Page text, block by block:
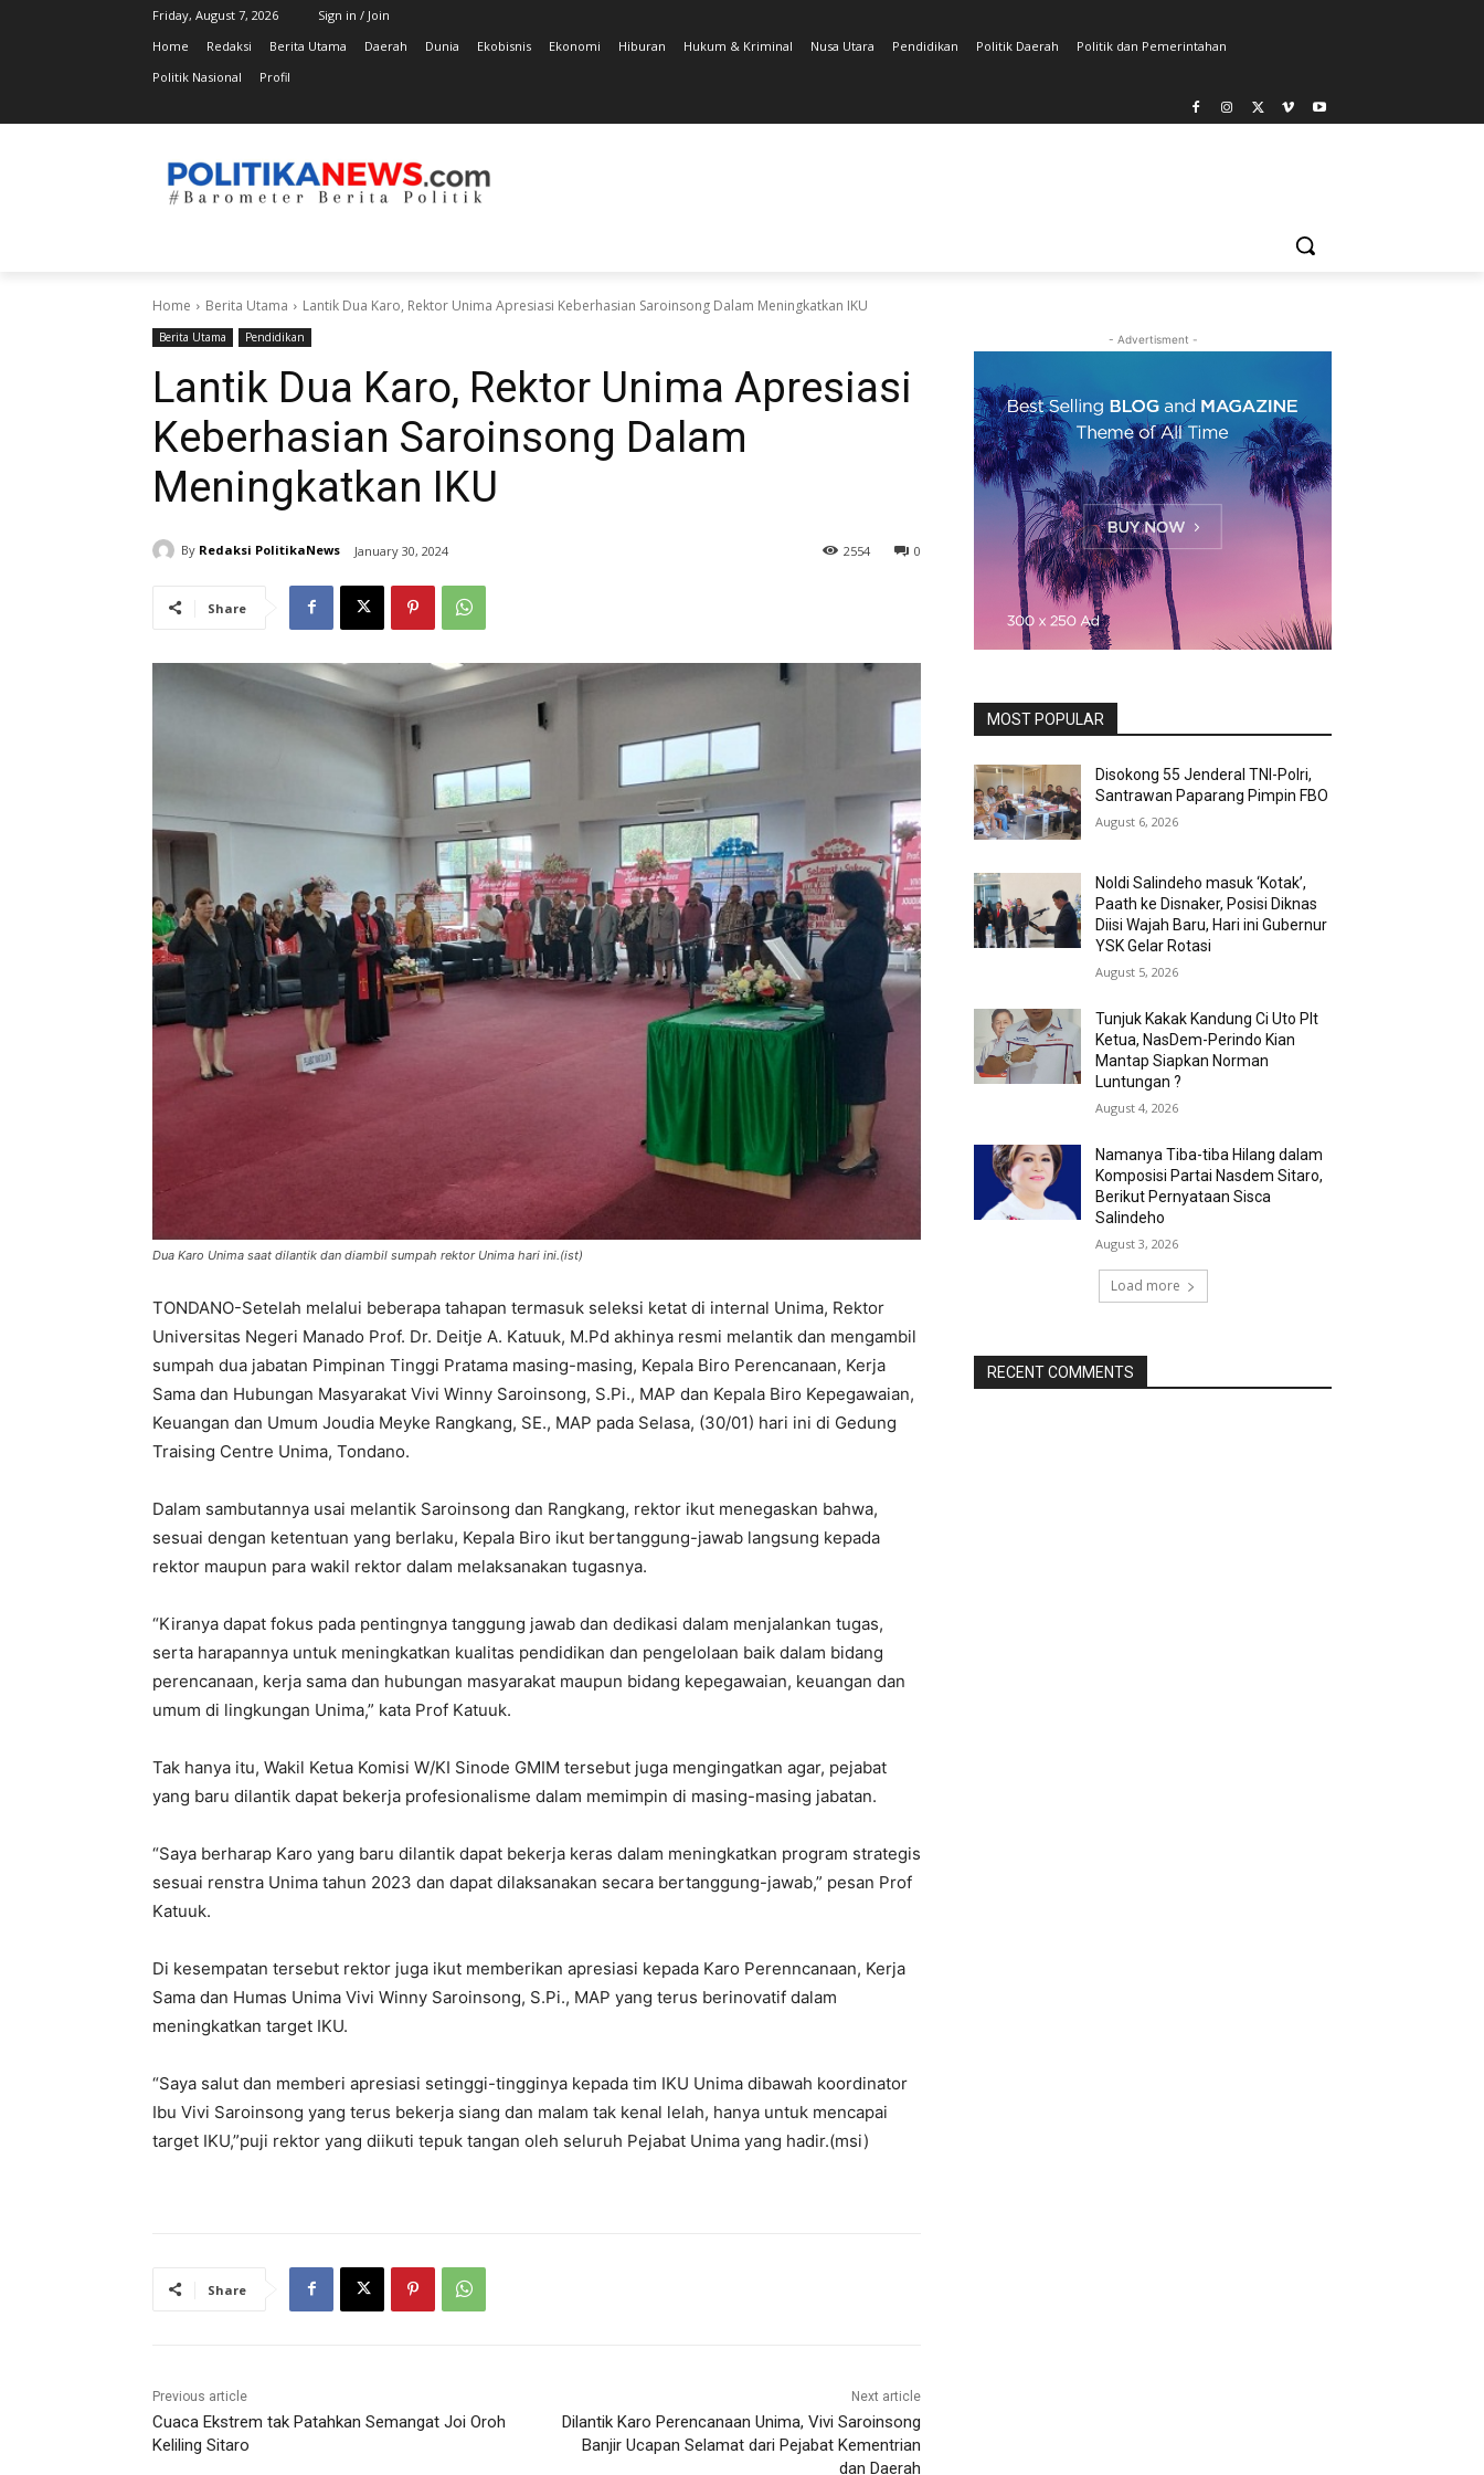
Friday, August 7, 2026
Sign in / Join
Home
Redaksi Berita Utama Daerah Dunia Ekobisnis Ekonomi Hiburan Hukum & Kriminal Nusa Utara Pendidikan Politik Daerah
Politik dan Pemerintahan
Politik Nasional
Profil
Home Berita Utama Lantik Dua Karo, Rektor Unima Apresiasi Keberhasian Saroinsong Dalam Meningkatkan IKU
Berita Utama Pendidikan
Lantik Dua Karo, Rektor Unima Apresiasi
Keberhasian Saroinsong Dalam
Meningkatkan IKU
By Redaksi PolitikaNews January 30, 2024 0
2554
Share
Dua Karo Unima saat dilantik dan diambil sumpah rektor Unima hari ini.(ist)
TONDANO-Setelah melalui beberapa tahapan termasuk seleksi ketat di internal Unima, Rektor
Universitas Negeri Manado Prof. Dr. Deitje A. Katuuk, M.Pd akhinya resmi melantik dan mengambil
sumpah dua jabatan Pimpinan Tinggi Pratama masing-masing, Kepala Biro Perencanaan, Kerja
Sama dan Hubungan Masyarakat Vivi Winny Saroinsong, S.Pi., MAP dan Kepala Biro Kepegawaian,
Keuangan dan Umum Joudia Meyke Rangkang, SE., MAP pada Selasa, (30/01) hari ini di Gedung
Traising Centre Unima, Tondano.
Dalam sambutannya usai melantik Saroinsong dan Rangkang, rektor ikut menegaskan bahwa,
sesuai dengan ketentuan yang berlaku, Kepala Biro ikut bertanggung-jawab langsung kepada
rektor maupun para wakil rektor dalam melaksanakan tugasnya.
“Kiranya dapat fokus pada pentingnya tanggung jawab dan dedikasi dalam menjalankan tugas,
serta harapannya untuk meningkatkan kualitas pendidikan dan pengelolaan baik dalam bidang
perencanaan, kerja sama dan hubungan masyarakat maupun bidang kepegawaian, keuangan dan
umum di lingkungan Unima,” kata Prof Katuuk.
Tak hanya itu, Wakil Ketua Komisi W/KI Sinode GMIM tersebut juga mengingatkan agar, pejabat
yang baru dilantik dapat bekerja profesionalisme dalam memimpin di masing-masing jabatan.
“Saya berharap Karo yang baru dilantik dapat bekerja keras dalam meningkatkan program strategis
sesuai renstra Unima tahun 2023 dan dapat dilaksanakan secara bertanggung-jawab,” pesan Prof
Katuuk.
Di kesempatan tersebut rektor juga ikut memberikan apresiasi kepada Karo Perenncanaan, Kerja
Sama dan Humas Unima Vivi Winny Saroinsong, S.Pi., MAP yang terus berinovatif dalam
meningkatkan target IKU.
“Saya salut dan memberi apresiasi setinggi-tingginya kepada tim IKU Unima dibawah koordinator
Ibu Vivi Saroinsong yang terus bekerja siang dan malam tak kenal lelah, hanya untuk mencapai
target IKU,”puji rektor yang diikuti tepuk tangan oleh seluruh Pejabat Unima yang hadir.(msi)
Share
Previous article
Cuaca Ekstrem tak Patahkan Semangat Joi Oroh
Keliling Sitaro
Next article
Dilantik Karo Perencanaan Unima, Vivi Saroinsong
Banjir Ucapan Selamat dari Pejabat Kementrian
dan Daerah
- Advertisment -
MOST POPULAR
Disokong 55 Jenderal TNI-Polri,
Santrawan Paparang Pimpin FBO
August 6, 2026
Noldi Salindeho masuk ‘Kotak’,
Paath ke Disnaker, Posisi Diknas
Diisi Wajah Baru, Hari ini Gubernur
YSK Gelar Rotasi
August 5, 2026
Tunjuk Kakak Kandung Ci Uto Plt
Ketua, NasDem-Perindo Kian
Mantap Siapkan Norman
Luntungan ?
August 4, 2026
Namanya Tiba-tiba Hilang dalam
Komposisi Partai Nasdem Sitaro,
Berikut Pernyataan Sisca
Salindeho
August 3, 2026
Load more
RECENT COMMENTS